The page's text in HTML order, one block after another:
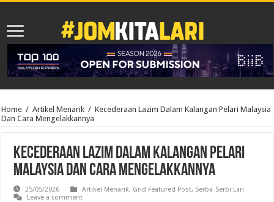
Home / Artikel Menarik / Kecederaan Lazim Dalam Kalangan Pelari Malaysia
Dan Cara Mengelakkannya
Kecederaan Lazim Dalam Kalangan Pelari
Malaysia Dan Cara Mengelakkannya
25/05/2026 Artikel Menarik, Grid Featured Post, Serba-Serbi Lari
Leave a comment